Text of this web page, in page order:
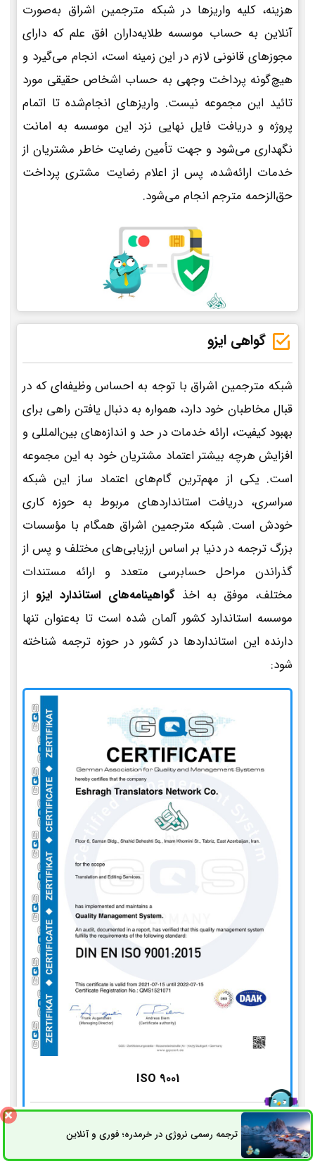
هزینه، کلیه واریزها در شبکه مترجمین اشراق به‌صورت
آنلاین به حساب موسسه طلایه‌داران افق علم که دارای
مجوزهای قانونی لازم در این زمینه است، انجام می‌گیرد و
هیچ‌گونه پرداخت وجهی به حساب اشخاص حقیقی مورد
تائید این مجموعه نیست. واریزهای انجام‌شده تا اتمام
پروژه و دریافت فایل نهایی نزد این موسسه به امانت
نگهداری می‌شود و جهت تأمین رضایت خاطر مشتریان از
خدمات ارائه‌شده، پس از اعلام رضایت مشتری پرداخت
حق‌الزحمه مترجم انجام می‌شود.
گواهی ایزو
شبکه مترجمین اشراق با توجه به احساس وظیفه‌ای که در
قبال مخاطبان خود دارد، همواره به دنبال یافتن راهی برای
بهبود کیفیت، ارائه خدمات در حد و اندازه‌های بین‌المللی و
افزایش هرچه بیشتر اعتماد مشتریان خود به این مجموعه
است. یکی از مهم‌ترین گام‌های اعتماد ساز این شبکه
سراسری، دریافت استانداردهای مربوط به حوزه کاری
خودش است. شبکه مترجمین اشراق همگام با مؤسسات
بزرگ ترجمه در دنیا بر اساس ارزیابی‌های مختلف و پس از
گذراندن مراحل حسابرسی متعدد و ارائه مستندات
مختلف، موفق به اخذ گواهینامه‌های استاندارد ایزو از
موسسه استاندارد کشور آلمان شده است تا به‌عنوان تنها
دارنده این استانداردها در کشور در حوزه ترجمه شناخته
شود:
ISO 9001
ترجمه رسمی نروژی در خرمدره؛ فوری و آنلاینثبت سفارش راه های ارتباطی